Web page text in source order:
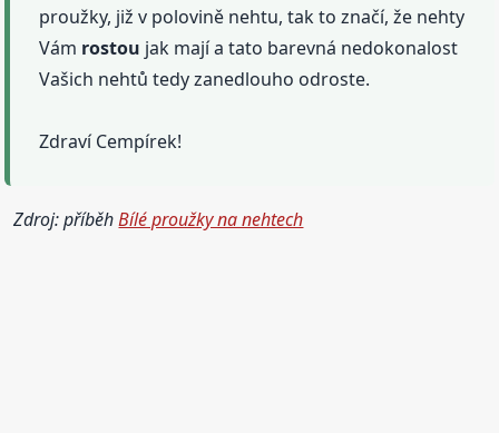
proužky, již v polovině nehtu, tak to značí, že nehty
Vám rostou jak mají a tato barevná nedokonalost
Vašich nehtů tedy zanedlouho odroste.
Zdraví Cempírek!
Zdroj: příběhBílé proužky na nehtech